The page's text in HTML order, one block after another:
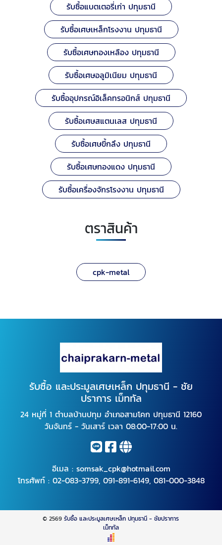
รับซื้อแบตเตอรี่เก่า ปทุมธานี
รับซื้อเศษเหล็กโรงงาน ปทุมธานี
รับซื้อเศษทองเหลือง ปทุมธานี
รับซื้อเศษอลูมิเนียม ปทุมธานี
รับซื้ออุปกรณ์อิเล็คทรอนิกส์ ปทุมธานี
รับซื้อเศษสแตนเลส ปทุมธานี
รับซื้อเศษขี้กลึง ปทุมธานี
รับซื้อเศษทองแดง ปทุมธานี
รับซื้อเครื่องจักรโรงงาน ปทุมธานี
ตราสินค้า
cpk-metal
รับซื้อ และประมูลเศษเหล็ก ปทุมธานี - ชัย
ปราการ เม็ททัล
24 หมู่ที่ 1 ตำบลบ้านปทุม อำเภอสามโคก ปทุมธานี 12160
วันจันทร์ - วันเสาร์ เวลา 08:00-17:00 น.
อีเมล : somsak_cpk@hotmail.com
โทรศัพท์ : 02-083-3799, 091-891-6149, 081-000-3848
© 2569รับซื้อ และประมูลเศษเหล็ก ปทุมธานี - ชัยปราการ
เม็ททัล